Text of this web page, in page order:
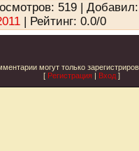
: 519 | Добавил
| Рейтинг: 0.0/0
могут только
[ Регистрация | Вход ]